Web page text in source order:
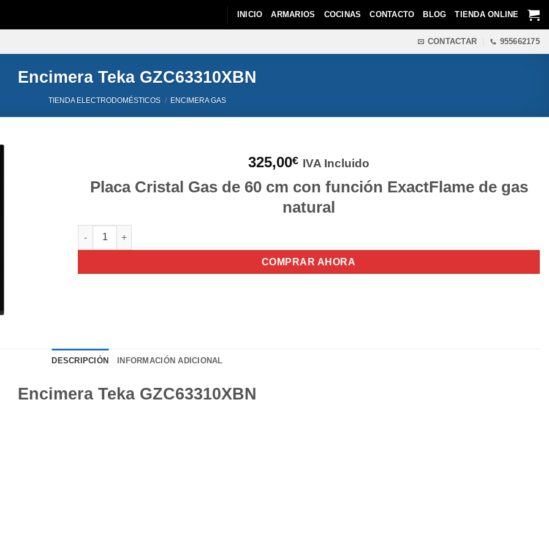
INICIO ARMARIOS COCINAS CONTACTO BLOG TIENDA ONLINE
CONTACTAR 955662175
Encimera Teka GZC63310XBN
TIENDA ELECTRODOMÉSTICOS / ENCIMERA GAS
325,00€ IVA Incluido
Placa Cristal Gas de 60 cm con función ExactFlame de gas
natural
Encimera Teka GZC63310XBN cantidad
COMPRAR AHORA
DESCRIPCIÓN INFORMACIÓN ADICIONAL
Encimera Teka GZC63310XBN